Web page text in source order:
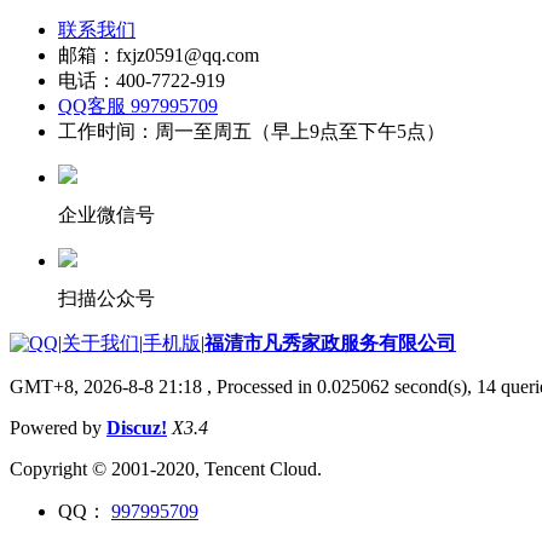
联系我们
邮箱：fxjz0591@qq.com
电话：400-7722-919
QQ客服 997995709
工作时间：周一至周五（早上9点至下午5点）
企业微信号
扫描公众号
|关于我们|手机版|福清市凡秀家政服务有限公司
GMT+8, 2026-8-8 21:18 , Processed in 0.025062 second(s), 14
Powered by Discuz! X3.4
Copyright © 2001-2020, Tencent Cloud.
QQ： 997995709